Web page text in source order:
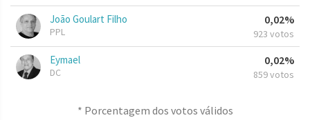
João Goulart Filho
PPL
0,02%
923 votos
Eymael
DC
0,02%
859 votos
* Porcentagem dos votos válidos